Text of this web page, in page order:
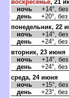
оскресенье, 21
ночь +14°, без
день +20°, без
понедельник, 22
ночь +14°, без
день +24°, без
торник, 23 июня
ночь +14°, без
день +24°, без
среда, 24 июня
ночь +15°, без
день +23°, без